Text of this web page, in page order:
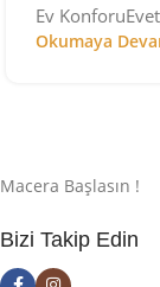
Ev
Okumaya
Macera Başlasın !
Bizi Takip Edin